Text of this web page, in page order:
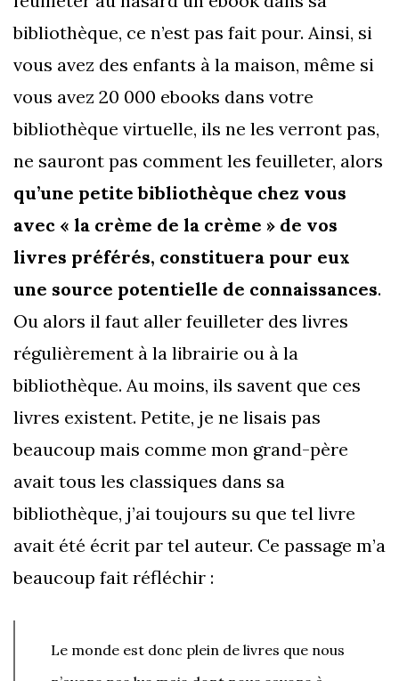
bibliothèque, ce n’est pas fait pour. Ainsi, si
vous avez des enfants à la maison, même si
vous avez 20 000 ebooks dans votre
bibliothèque virtuelle, ils ne les verront pas,
ne sauront pas comment les feuilleter, alors
qu’une petite bibliothèque chez vous
avec « la crème de la crème » de vos
livres préférés, constituera pour eux
une source potentielle de connaissances.
Ou alors il faut aller feuilleter des livres
régulièrement à la librairie ou à la
bibliothèque. Au moins, ils savent que ces
livres existent. Petite, je ne lisais pas
beaucoup mais comme mon grand-père
avait tous les classiques dans sa
bibliothèque, j’ai toujours su que tel livre
avait été écrit par tel auteur. Ce passage m’a
beaucoup fait réfléchir :
Le monde est donc plein de livres que nous